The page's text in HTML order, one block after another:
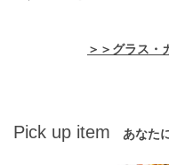
＞＞グラス・
Pick up item あなた